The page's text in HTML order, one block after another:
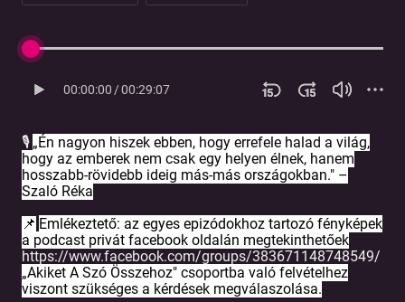
00:00:00 /00:29:07
🎙️ „Én nagyon hiszek ebben, hogy errefele halad a világ,
hogy az emberek nem csak egy helyen élnek, hanem
hosszabb-rövidebb ideig más-más országokban." –
Szaló Réka
📌 Emlékeztető: az egyes epizódokhoz tartozó fényképek
a podcast privát facebook oldalán megtekinthetőek
https://www.facebook.com/groups/383671148748549/
„Akiket A Szó Összehoz" csoportba való felvételhez
viszont szükséges a kérdések megválaszolása.